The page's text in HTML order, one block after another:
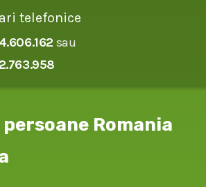
telefonice
sau
Romania